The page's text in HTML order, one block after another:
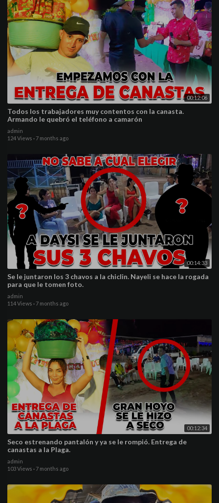
00:12:06
Todos los trabajadores muy contentos con la canasta.
Armando le quebró el teléfono a camarón
admin
124 Views ·7 months ago
00:14:33
Se le juntaron los 3 chavos a la chiclin. Nayeli se hace la rogada
para que le tomen foto.
admin
114 Views ·7 months ago
00:12:34
Seco estrenando pantalón y ya se le rompió. Entrega de
canastas a la Plaga.
admin
103 Views ·7 months ago